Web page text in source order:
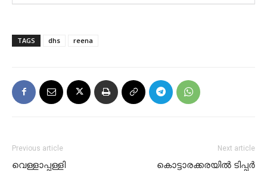
TAGS dhs reena
Previous article
വെള്ളാപ്പള്ളി
Next article
കൊട്ടാരക്കരയിൽ ടിപ്പര്‍